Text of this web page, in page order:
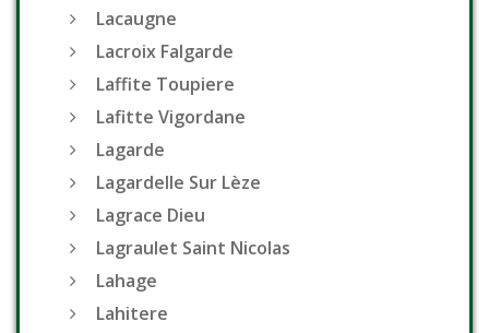
Lacaugne
Lacroix Falgarde
Laffite Toupiere
Lafitte Vigordane
Lagarde
Lagardelle Sur Lèze
Lagrace Dieu
Lagraulet Saint Nicolas
Lahage
Lahitere